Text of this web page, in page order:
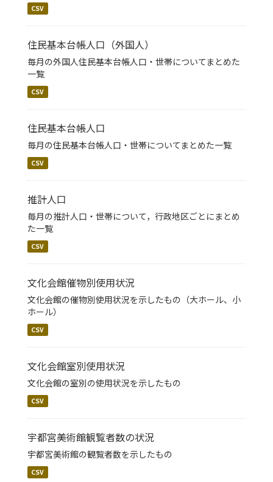
CSV
住民基本台帳人口（外国人）
毎月の外国人住民基本台帳人口・世帯についてまとめた
一覧
CSV
住民基本台帳人口
毎月の住民基本台帳人口・世帯についてまとめた一覧
CSV
推計人口
毎月の推計人口・世帯について，行政地区ごとにまとめ
た一覧
CSV
文化会館催物別使用状況
文化会館の催物別使用状況を示したもの（大ホール、小
ホール）
CSV
文化会館室別使用状況
文化会館の室別の使用状況を示したもの
CSV
宇都宮美術館観覧者数の状況
宇都宮美術館の観覧者数を示したもの
CSV